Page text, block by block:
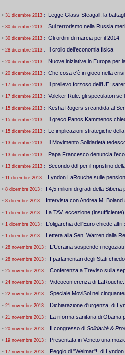
•31 dicembre 2013 :
Legge Glass-Steagall, la
•30 dicembre 2013 :
Sul terrorismo nella Russia
•30 dicembre 2013 :
Gli ordini di marcia per il 2014
•28 dicembre 2013 :
Il crollo dell'economia fisica
•20 dicembre 2013 :
Nuove iniziative in Europa per
•20 dicembre 2013 :
Che cosa c'è in gioco nella
•17 dicembre 2013 :
Il prelievo forzoso dell'UE:
•17 dicembre 2013 :
Volcker Rule: gli speculatori se
•15 dicembre 2013 :
Kesha Rogers si candida al
•15 dicembre 2013 :
Il greco Panos Kammenos
•15 dicembre 2013 :
Le implicazioni strategiche
•13 dicembre 2013 :
Il Movimento Solidarietà
•13 dicembre 2013 :
Papa Francesco denuncia
•13 dicembre 2013 :
Secondo ddl per il ripristino
•11 dicembre 2013 :
Lyndon LaRouche sulle
•8 dicembre 2013 :
I 4,5 milioni di gradi della
•8 dicembre 2013 :
Intervista con Andrea M.
•1 dicembre 2013 :
La TAV, eccezione
•1 dicembre 2013 :
L'oligarchia dell'Euro chiede altri
•1 dicembre 2013 :
Lettera alla Sen. Warren dalla
•28 novembre 2013 :
L'Ucraina sospende i
•28 novembre 2013 :
I parlamentari degli Stati
•25 novembre 2013 :
Conferenza a Treviso sulla
•24 novembre 2013 :
Videoconferenza di
•22 novembre 2013 :
Speciale MoviSol nel
•21 novembre 2013 :
Dichiarazione d'urgenza, di
•21 novembre 2013 :
La riforma sanitaria di Obama
•20 novembre 2013 : Il congresso di Solidarité &
•19 novembre 2013 :
Presentata in Veneto una
•17 novembre 2013 :
Peggio di "Weimar"!, di